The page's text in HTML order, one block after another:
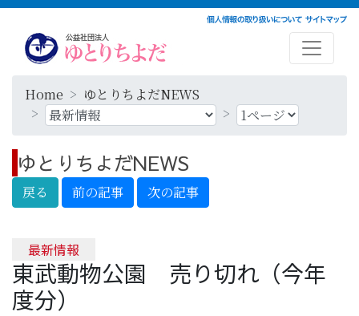
Home ゆとりちよだNEWS
ゆとりちよだNEWS
最新情報
東武動物公園 売り切れ（今年
度分）